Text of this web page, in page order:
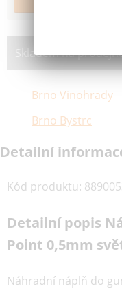
Skladem na
Brno Vinohrady
Brno Bystrc
Detailní
Kód produktu:
Detailní popis
Point 0,5mm
Náhradní náplň do